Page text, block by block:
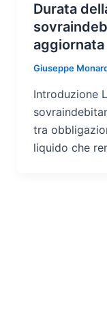
Durata
aggiornata
Giuseppe
Introduzione
tra
liquido che